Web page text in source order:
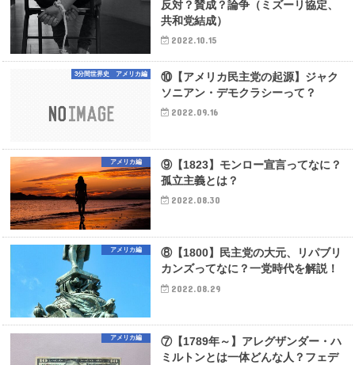
反対？賛成？論争（ミズーリ協定、
共和党結成）
2022.10.15
3分間世界史 アメリカ編
⑩【アメリカ民主党の起源】ジャク
ソニアン・デモクラシーって？
2022.09.16
アメリカ編
⑨【1823】モンロー宣言ってなに？
孤立主義とは？
2022.08.30
アメリカ編
⑧【1800】民主党の大元、リパブリ
カンズってなに？一党時代を解説！
2022.08.29
アメリカ編
⑦【1789年～】アレグザンダー・ハ
ミルトンとは一体どんな人？フェデ